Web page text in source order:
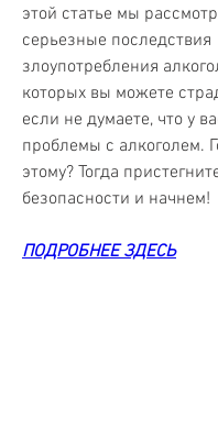
этой статье мы
серьезные последствия
злоупотребления
которых вы можете
если не думаете, что у
проблемы с алкоголем.
этому? Тогда
безопасности и начнем!
ПОДРОБНЕЕ ЗДЕСЬ